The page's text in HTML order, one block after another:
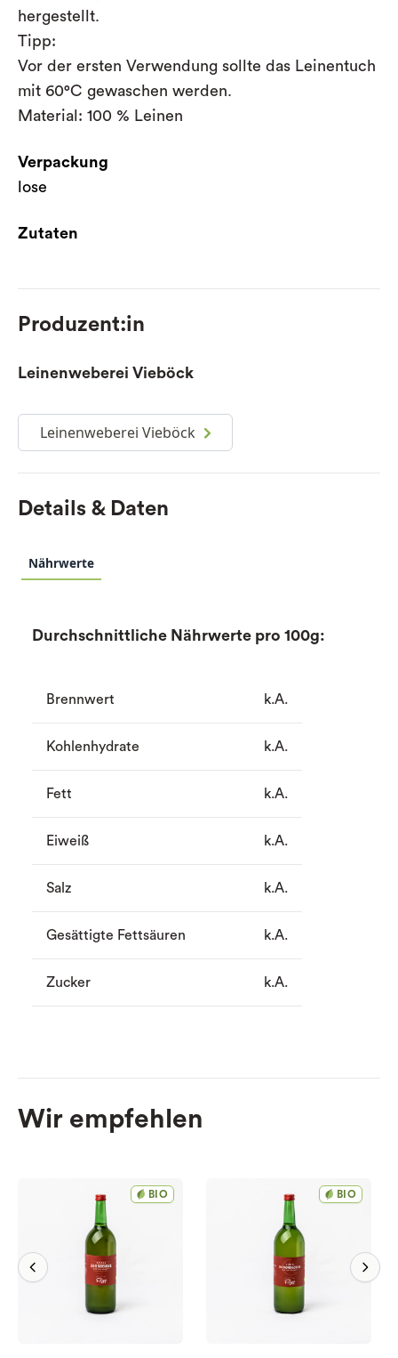
hergestellt.
Tipp:
Vor der ersten Verwendung sollte das Leinentuch
mit 60°C gewaschen werden.
Material: 100 % Leinen
Verpackung
lose
Zutaten
Produzent:in
Leinenweberei Vieböck
Leinenweberei Vieböck
Details & Daten
Nährwerte
Durchschnittliche Nährwerte pro 100g:
Brennwert k.A.
Kohlenhydrate k.A.
Fett k.A.
Eiweiß k.A.
Salz k.A.
Gesättigte Fettsäuren k.A.
Zucker k.A.
Wir empfehlen
BIO BIO